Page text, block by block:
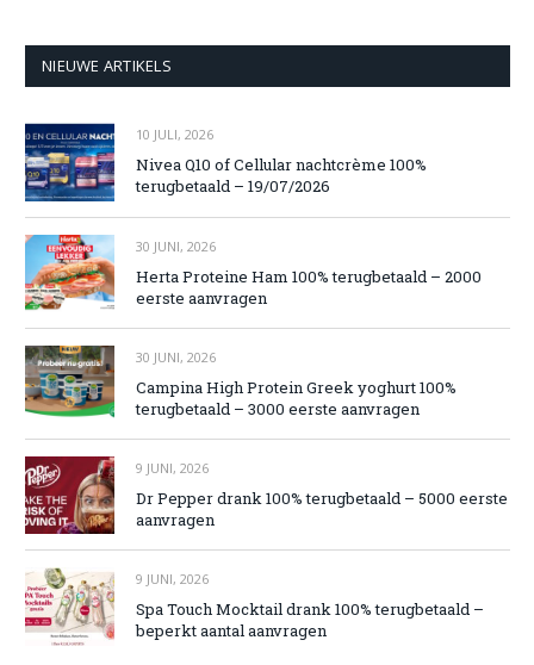
NIEUWE ARTIKELS
10 JULI, 2026
Nivea Q10 of Cellular nachtcrème 100%
terugbetaald – 19/07/2026
30 JUNI, 2026
Herta Proteine Ham 100% terugbetaald – 2000
eerste aanvragen
30 JUNI, 2026
Campina High Protein Greek yoghurt 100%
terugbetaald – 3000 eerste aanvragen
9 JUNI, 2026
Dr Pepper drank 100% terugbetaald – 5000 eerste
aanvragen
9 JUNI, 2026
Spa Touch Mocktail drank 100% terugbetaald –
beperkt aantal aanvragen